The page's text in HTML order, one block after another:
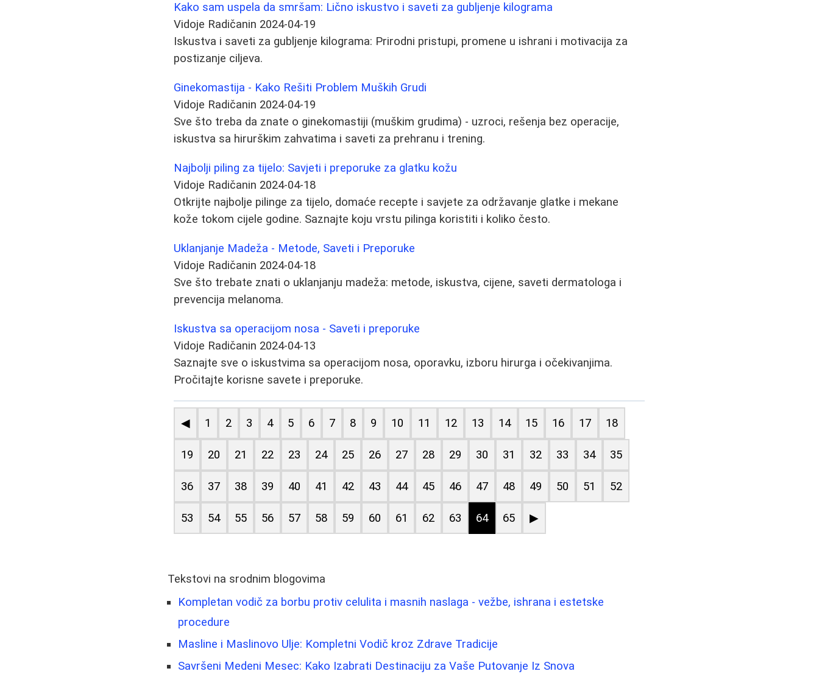
Kako sam uspela da smršam: Lično iskustvo i saveti za gubljenje kilograma
Vidoje Radičanin 2024-04-19
Iskustva i saveti za gubljenje kilograma: Prirodni pristupi, promene u ishrani i motivacija za
postizanje ciljeva.
Ginekomastija - Kako Rešiti Problem Muških Grudi
Vidoje Radičanin 2024-04-19
Sve što treba da znate o ginekomastiji (muškim grudima) - uzroci, rešenja bez operacije,
iskustva sa hirurškim zahvatima i saveti za prehranu i trening.
Najbolji piling za tijelo: Savjeti i preporuke za glatku kožu
Vidoje Radičanin 2024-04-18
Otkrijte najbolje pilinge za tijelo, domaće recepte i savjete za održavanje glatke i mekane
kože tokom cijele godine. Saznajte koju vrstu pilinga koristiti i koliko često.
Uklanjanje Madeža - Metode, Saveti i Preporuke
Vidoje Radičanin 2024-04-18
Sve što trebate znati o uklanjanju madeža: metode, iskustva, cijene, saveti dermatologa i
prevencija melanoma.
Iskustva sa operacijom nosa - Saveti i preporuke
Vidoje Radičanin 2024-04-13
Saznajte sve o iskustvima sa operacijom nosa, oporavku, izboru hirurga i očekivanjima.
Pročitajte korisne savete i preporuke.
◀ 1 2 3 4 5 6 7 8 9 10 11 12 13 14 15 16 17 18
19 20 21 22 23 24 25 26 27 28 29 30 31 32 33 34 35
36 37 38 39 40 41 42 43 44 45 46 47 48 49 50 51 52
53 54 55 56 57 58 59 60 61 62 63 64 65 ▶
Tekstovi na srodnim blogovima
Kompletan vodič za borbu protiv celulita i masnih naslaga - vežbe, ishrana i estetske
procedure
Masline i Maslinovo Ulje: Kompletni Vodič kroz Zdrave Tradicije
Savršeni Medeni Mesec: Kako Izabrati Destinaciju za Vaše Putovanje Iz Snova